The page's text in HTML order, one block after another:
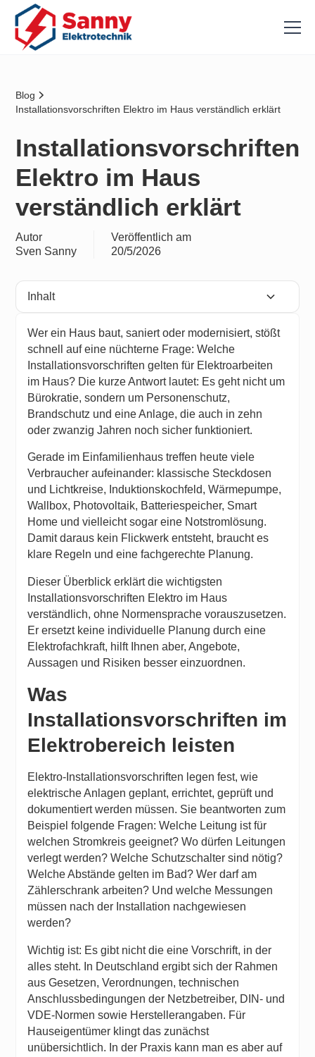
Blog
Installationsvorschriften Elektro im Haus verständlich erklärt
Installationsvorschriften
Elektro im Haus
verständlich erklärt
Autor
Sven Sanny
Veröffentlich am
20/5/2026
Inhalt
Wer ein Haus baut, saniert oder modernisiert, stößt
schnell auf eine nüchterne Frage: Welche
Installationsvorschriften gelten für Elektroarbeiten
im Haus? Die kurze Antwort lautet: Es geht nicht um
Bürokratie, sondern um Personenschutz,
Brandschutz und eine Anlage, die auch in zehn
oder zwanzig Jahren noch sicher funktioniert.
Gerade im Einfamilienhaus treffen heute viele
Verbraucher aufeinander: klassische Steckdosen
und Lichtkreise, Induktionskochfeld, Wärmepumpe,
Wallbox, Photovoltaik, Batteriespeicher, Smart
Home und vielleicht sogar eine Notstromlösung.
Damit daraus kein Flickwerk entsteht, braucht es
klare Regeln und eine fachgerechte Planung.
Dieser Überblick erklärt die wichtigsten
Installationsvorschriften Elektro im Haus
verständlich, ohne Normensprache vorauszusetzen.
Er ersetzt keine individuelle Planung durch eine
Elektrofachkraft, hilft Ihnen aber, Angebote,
Aussagen und Risiken besser einzuordnen.
Was
Installationsvorschriften im
Elektrobereich leisten
Elektro-Installationsvorschriften legen fest, wie
elektrische Anlagen geplant, errichtet, geprüft und
dokumentiert werden müssen. Sie beantworten zum
Beispiel folgende Fragen: Welche Leitung ist für
welchen Stromkreis geeignet? Wo dürfen Leitungen
verlegt werden? Welche Schutzschalter sind nötig?
Welche Abstände gelten im Bad? Wer darf am
Zählerschrank arbeiten? Und welche Messungen
müssen nach der Installation nachgewiesen
werden?
Wichtig ist: Es gibt nicht die eine Vorschrift, in der
alles steht. In Deutschland ergibt sich der Rahmen
aus Gesetzen, Verordnungen, technischen
Anschlussbedingungen der Netzbetreiber, DIN- und
VDE-Normen sowie Herstellerangaben. Für
Hauseigentümer klingt das zunächst
unübersichtlich. In der Praxis kann man es aber auf